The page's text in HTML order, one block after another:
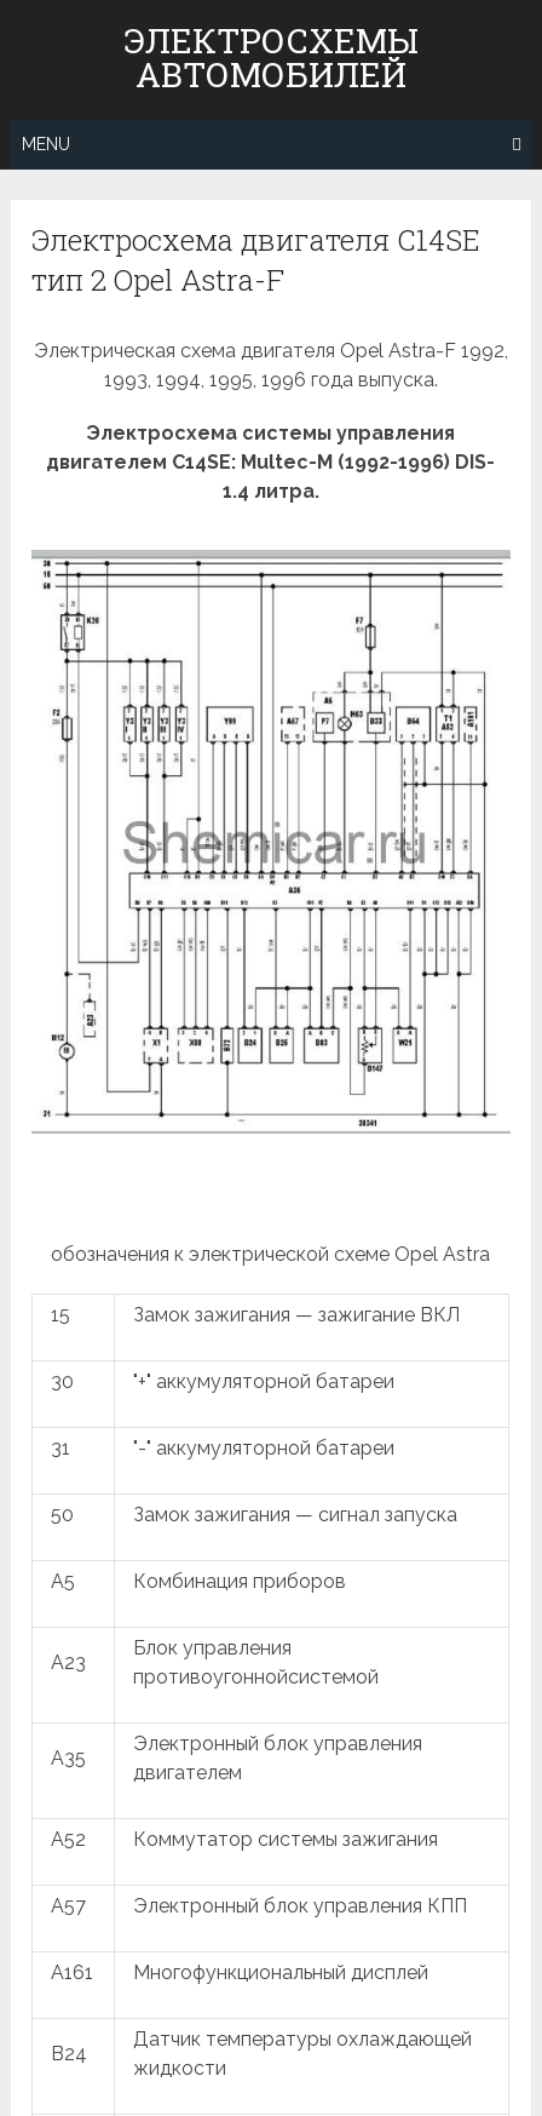
ЭЛЕКТРОСХЕМЫ
АВТОМОБИЛЕЙ
MENU
Электросхема двигателя C14SE
тип 2 Opel Astra-F
Электрическая схема двигателя Opel Astra-F 1992,
1993, 1994, 1995, 1996 года выпуска.
Электросхема системы управления
двигателем C14SE: Multec-M (1992-1996) DIS-
1.4 литра.
обозначения к электрической схеме Opel Astra
15 Замок зажигания — зажигание ВКЛ
30 "+" аккумуляторной батареи
31 "-" аккумуляторной батареи
50 Замок зажигания — сигнал запуска
A5 Комбинация приборов
A23
Блок управления
противоугоннойсистемой
A35
Электронный блок управления
двигателем
A52 Коммутатор системы зажигания
A57 Электронный блок управления КПП
A161 Многофункциональный дисплей
B24
Датчик температуры охлаждающей
жидкости